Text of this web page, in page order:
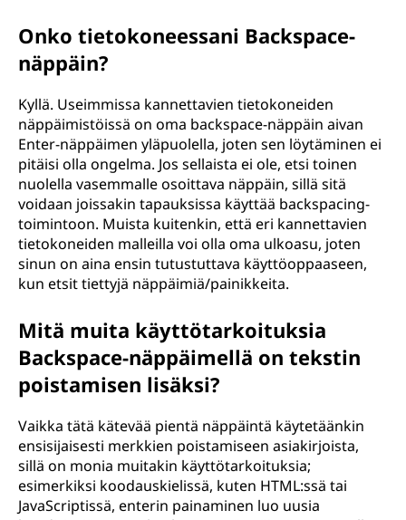
Onko tietokoneessani Backspace-
näppäin?
Kyllä. Useimmissa kannettavien tietokoneiden
näppäimistöissä on oma backspace-näppäin aivan
Enter-näppäimen yläpuolella, joten sen löytäminen ei
pitäisi olla ongelma. Jos sellaista ei ole, etsi toinen
nuolella vasemmalle osoittava näppäin, sillä sitä
voidaan joissakin tapauksissa käyttää backspacing-
toimintoon. Muista kuitenkin, että eri kannettavien
tietokoneiden malleilla voi olla oma ulkoasu, joten
sinun on aina ensin tutustuttava käyttöoppaaseen,
kun etsit tiettyjä näppäimiä/painikkeita.
Mitä muita käyttötarkoituksia
Backspace-näppäimellä on tekstin
poistamisen lisäksi?
Vaikka tätä kätevää pientä näppäintä käytetäänkin
ensisijaisesti merkkien poistamiseen asiakirjoista,
sillä on monia muitakin käyttötarkoituksia;
esimerkiksi koodauskielissä, kuten HTML:ssä tai
JavaScriptissä, enterin painaminen luo uusia